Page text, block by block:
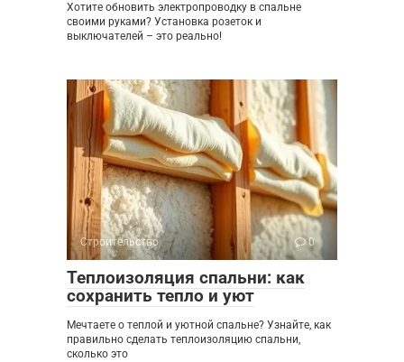
Хотите обновить электропроводку в спальне
своими руками? Установка розеток и
выключателей – это реально!
Строительство 0
Теплоизоляция спальни: как
сохранить тепло и уют
Мечтаете о теплой и уютной спальне? Узнайте, как
правильно сделать теплоизоляцию спальни,
сколько это